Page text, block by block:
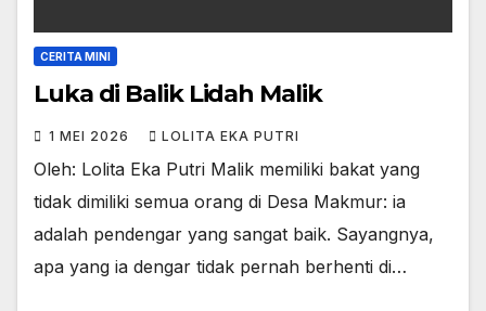
CERITA MINI
Luka di Balik Lidah Malik
1 MEI 2026 LOLITA EKA PUTRI
Oleh: Lolita Eka Putri Malik memiliki bakat yang
tidak dimiliki semua orang di Desa Makmur: ia
adalah pendengar yang sangat baik. Sayangnya,
apa yang ia dengar tidak pernah berhenti di…